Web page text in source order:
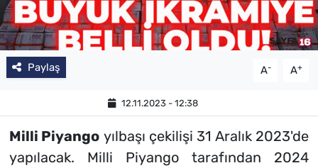
Paylaş A- A+
12.11.2023 - 12:38
Milli Piyango yılbaşı çekilişi 31 Aralık 2023'de
yapılacak. Milli Piyango tarafından 2024